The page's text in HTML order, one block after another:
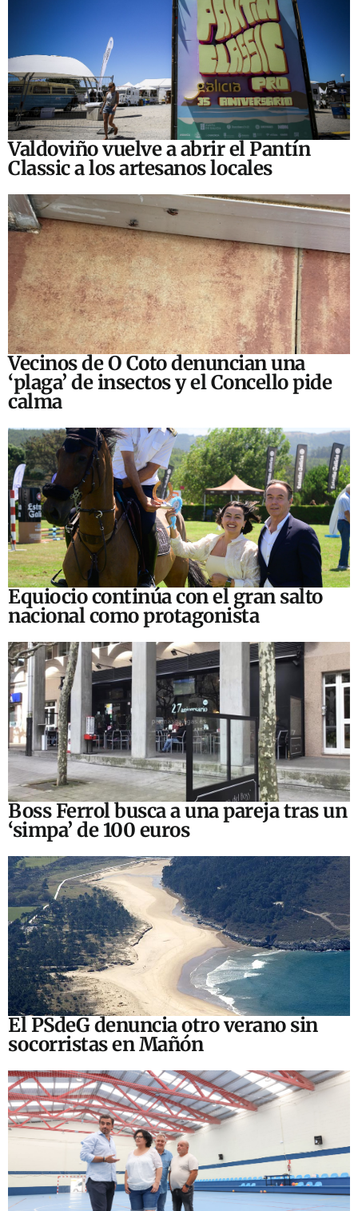
Valdoviño vuelve a abrir el Pantín
Classic a los artesanos locales
Vecinos de O Coto denuncian una
‘plaga’ de insectos y el Concello pide
calma
Equiocio continúa con el gran salto
nacional como protagonista
Boss Ferrol busca a una pareja tras un
‘simpa’ de 100 euros
El PSdeG denuncia otro verano sin
socorristas en Mañón